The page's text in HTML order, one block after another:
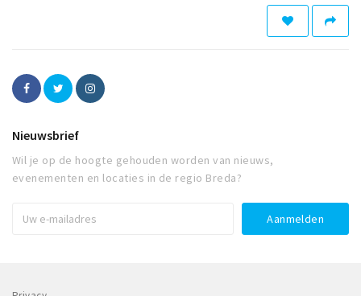
Nieuwsbrief
Wil je op de hoogte gehouden worden van nieuws,
evenementen en locaties in de regio Breda?